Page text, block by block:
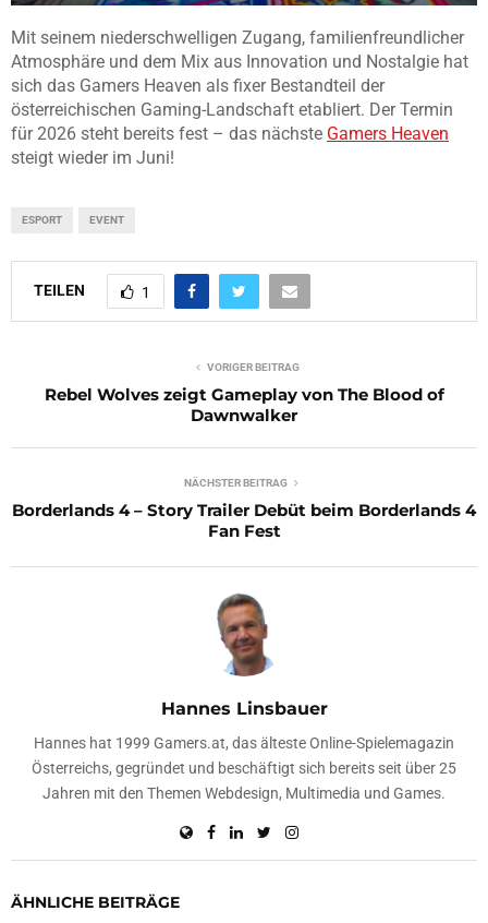
Mit seinem niederschwelligen Zugang, familienfreundlicher
Atmosphäre und dem Mix aus Innovation und Nostalgie hat
sich das Gamers Heaven als fixer Bestandteil der
österreichischen Gaming-Landschaft etabliert. Der Termin
für 2026 steht bereits fest – das nächste Gamers Heaven
steigt wieder im Juni!
ESPORT EVENT
TEILEN 1
VORIGER BEITRAG
Rebel Wolves zeigt Gameplay von The Blood of
Dawnwalker
NÄCHSTER BEITRAG
Borderlands 4 – Story Trailer Debüt beim Borderlands 4
Fan Fest
Hannes Linsbauer
Hannes hat 1999 Gamers.at, das älteste Online-Spielemagazin
Österreichs, gegründet und beschäftigt sich bereits seit über 25
Jahren mit den Themen Webdesign, Multimedia und Games.
ÄHNLICHE BEITRÄGE